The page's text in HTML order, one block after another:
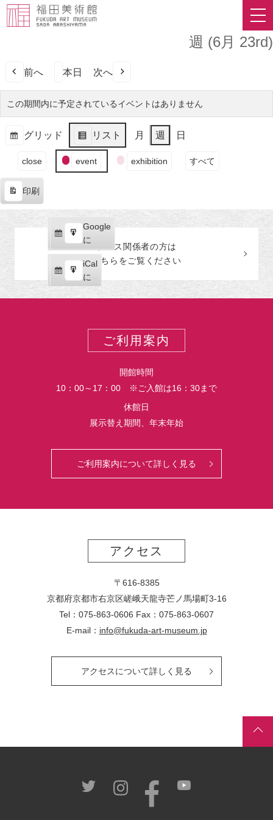
週 (6月 23rd)
前へ 本日 次へ
この期間内に予定されているイベントはありません
グリッド
表
リスト
表
月 週 日
ン
の
カ
テ
ゴ
close event exhibition すべて
印刷
示
Google
で
購
読
iCal
で
購
読
Google
に
エ
ク
ス
ポ
iCal
に
エ
ク
プレス関係者の方は
こちらをご覧ください
ご利用案内
開館時間
10：00～17：00 ※ご入館は16：30まで
休館日
展示替え期間、年末年始
ご利用案内について詳しく見る
アクセス
〒616-8385
京都府京都市右京区嵯峨天龍寺芒ノ馬場町3-16
Tel：075-863-0606 Fax：075-863-0607
E-mail： info@fukuda-art-museum.jp
アクセスについて詳しく見る